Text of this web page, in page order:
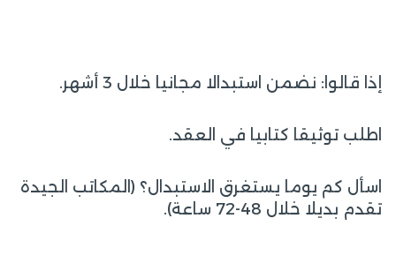
إذا قالوا: نضمن استبدالا مجانيا خلال 3 أشهر.
اطلب توثيقا كتابيا في العقد.
اسأل كم يوما يستغرق الاستبدال؟ (المكاتب الجيدة
تقدم بديلا خلال 48-72 ساعة).